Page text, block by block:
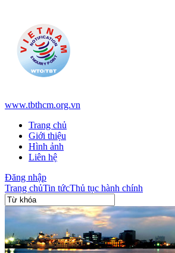
www.tbthcm.org.vn
Trang chủ
Giới thiệu
Hình ảnh
Liên hệ
Đăng nhập
Trang chủTin tứcThủ tục hành chính